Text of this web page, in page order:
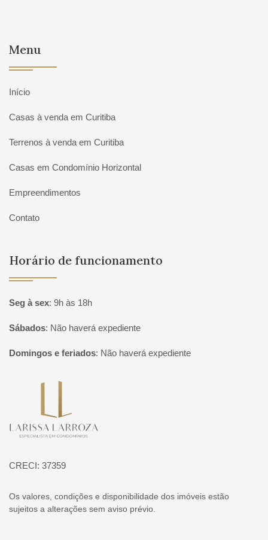
Menu
Início
Casas à venda em Curitiba
Terrenos à venda em Curitiba
Casas em Condomínio Horizontal
Empreendimentos
Contato
Horário de funcionamento
Seg à sex: 9h às 18h
Sábados: Não haverá expediente
Domingos e feriados: Não haverá expediente
CRECI: 37359
Os valores, condições e disponibilidade dos imóveis estão
sujeitos a alterações sem aviso prévio.